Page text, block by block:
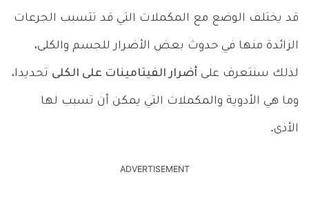
قد يختلف الوضع مع المكملات التي قد تتسبب الجرعات
الزائدة منها في حدوث بعض الأضرار للجسم والكلى،
لذلك سنتعرف على أضرار الفيتامينات على الكلى تحديدا،
وما هي الأدوية والمكملات التي يمكن أن تسبب لها
الأذى.
ADVERTISEMENT